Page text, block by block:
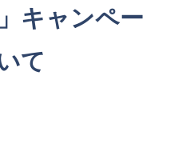
キャンペー
て